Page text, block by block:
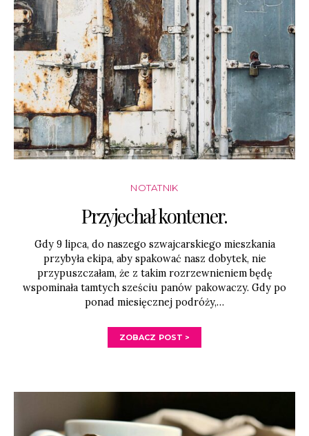
NOTATNIK
Przyjechał kontener.
Gdy 9 lipca, do naszego szwajcarskiego mieszkania
przybyła ekipa, aby spakować nasz dobytek, nie
przypuszczałam, że z takim rozrzewnieniem będę
wspominała tamtych sześciu panów pakowaczy. Gdy po
ponad miesięcznej podróży,…
ZOBACZ POST >